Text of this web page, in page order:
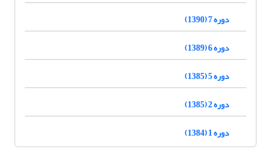
دوره 7 (1390)
دوره 6 (1389)
دوره 5 (1385)
دوره 2 (1385)
دوره 1 (1384)